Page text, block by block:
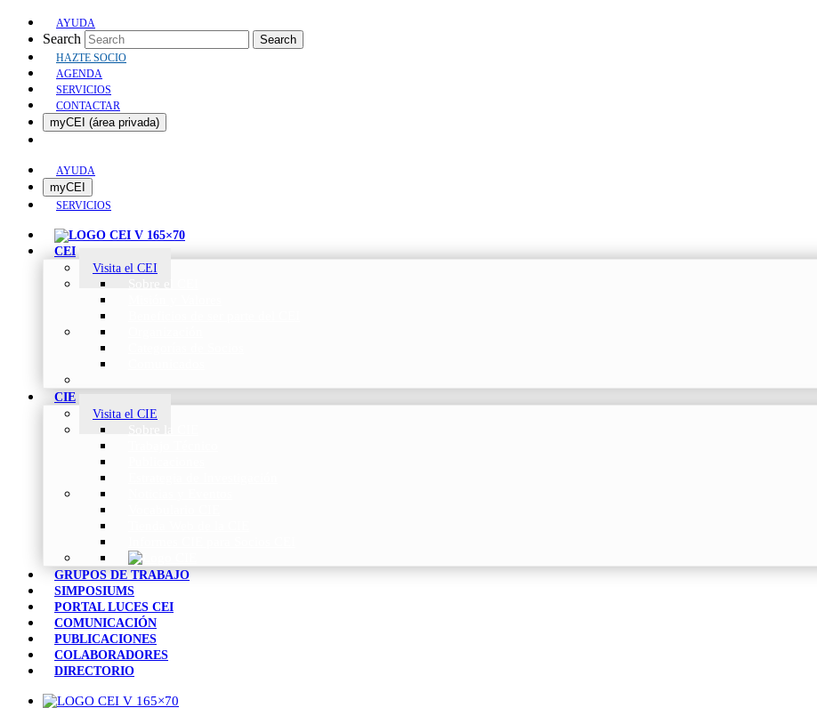
AYUDA
Search Search
HAZTE SOCIO
AGENDA
SERVICIOS
CONTACTAR
myCEI (área privada)
AYUDA
myCEI
SERVICIOS
CEI
Visita el CEI
CIE
Visita el CIE
GRUPOS DE TRABAJO
SIMPOSIUMS
PORTAL LUCES CEI
COMUNICACIÓN
PUBLICACIONES
COLABORADORES
DIRECTORIO